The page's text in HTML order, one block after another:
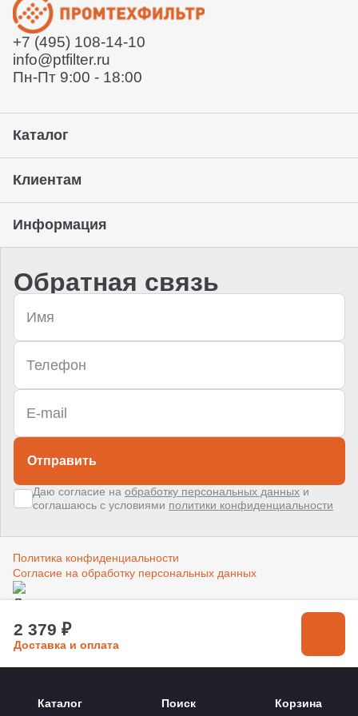
2 379 ₽
Доставка и оплата
Отправит заказ курьерской службой или вы сможете
забрать его с нашего склада (самовывоз)
Предоставление гарантии, подписание закрывающих
документов
+7 (495) 108-14-10
info@ptfilter.ru
Пн-Пт 9:00 - 18:00
Каталог
Клиентам
Информация
Политика конфиденциальности
Согласие на обработку персональных данных
Обратная связь
Отправить
Даю согласие на обработку персональных данных и
соглашаюсь с условиями политики конфиденциальности
Каталог Поиск Корзина